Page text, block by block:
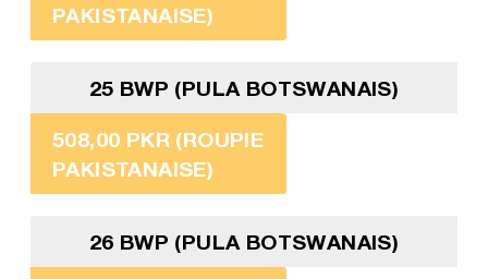
PAKISTANAISE)
25 BWP (PULA BOTSWANAIS)
508,00 PKR (ROUPIE
PAKISTANAISE)
26 BWP (PULA BOTSWANAIS)